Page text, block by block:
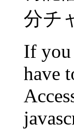
分チ
If you
have